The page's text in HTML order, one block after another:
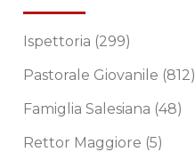
Ispettoria (299)
Pastorale Giovanile (812)
Famiglia Salesiana (48)
Rettor Maggiore (5)